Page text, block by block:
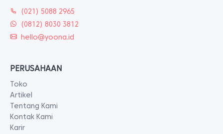
(021) 5088 2965
(0812) 8030 3812
hello@yoona.id
PERUSAHAAN
Toko
Artikel
Tentang Kami
Kontak Kami
Karir